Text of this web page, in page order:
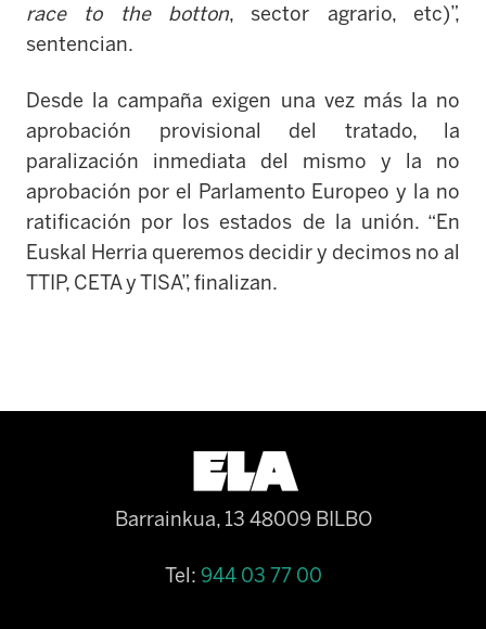
race to the botton, sector agrario, etc)”,
sentencian.
Desde la campaña exigen una vez más la no
aprobación provisional del tratado, la
paralización inmediata del mismo y la no
aprobación por el Parlamento Europeo y la no
ratificación por los estados de la unión. “En
Euskal Herria queremos decidir y decimos no al
TTIP, CETA y TISA”, finalizan.
Barrainkua, 13 48009 BILBO
Tel: 944 03 77 00